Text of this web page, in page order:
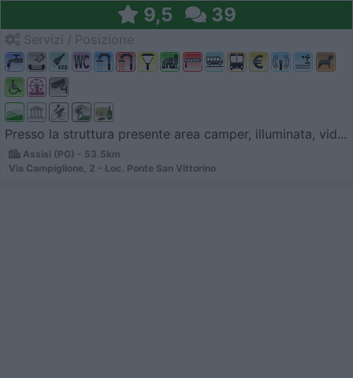
9,5 39
Presso la struttura presente area camper, illuminata, vid...
Assisi (PG) - 53.5km
Via Campiglione, 2 - Loc. Ponte San Vittorino